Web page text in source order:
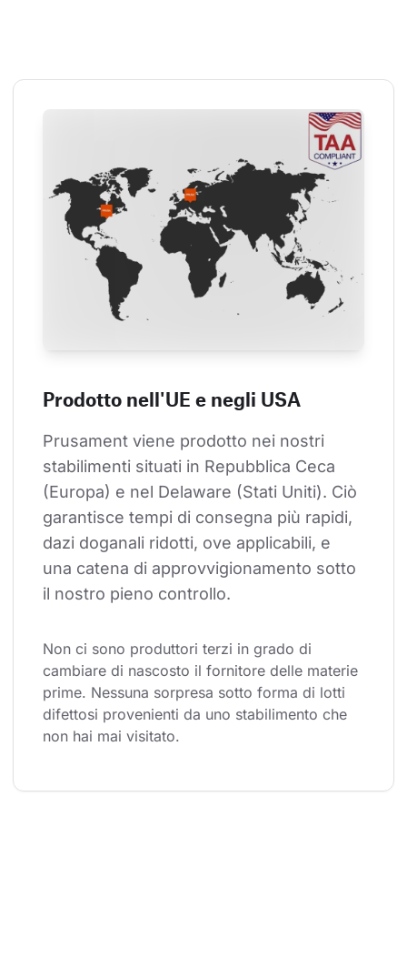
Prodotto nell'UE e negli USA
Prusament viene prodotto nei nostri
stabilimenti situati in Repubblica Ceca
(Europa) e nel Delaware (Stati Uniti). Ciò
garantisce tempi di consegna più rapidi,
dazi doganali ridotti, ove applicabili, e
una catena di approvvigionamento sotto
il nostro pieno controllo.
Non ci sono produttori terzi in grado di
cambiare di nascosto il fornitore delle materie
prime. Nessuna sorpresa sotto forma di lotti
difettosi provenienti da uno stabilimento che
non hai mai visitato.